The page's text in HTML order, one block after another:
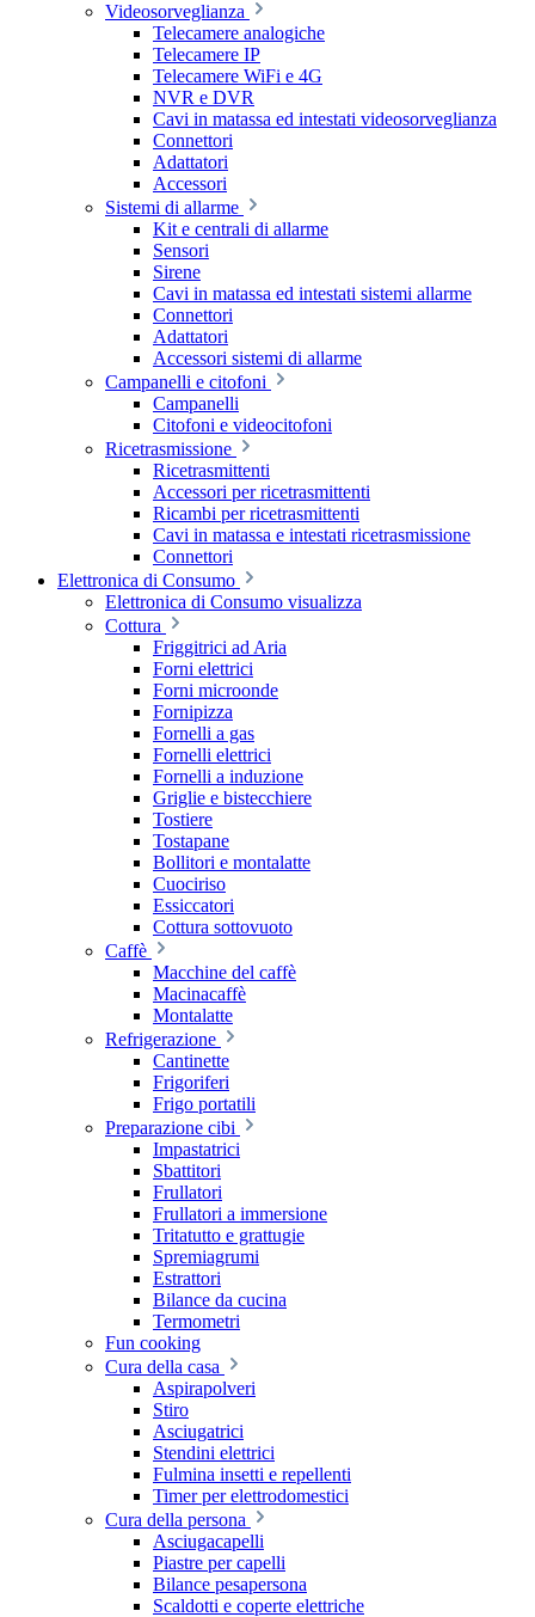
Videosorveglianza
Telecamere analogiche
Telecamere IP
Telecamere WiFi e 4G
NVR e DVR
Cavi in matassa ed intestati videosorveglianza
Connettori
Adattatori
Accessori
Sistemi di allarme
Kit e centrali di allarme
Sensori
Sirene
Cavi in matassa ed intestati sistemi allarme
Connettori
Adattatori
Accessori sistemi di allarme
Campanelli e citofoni
Campanelli
Citofoni e videocitofoni
Ricetrasmissione
Ricetrasmittenti
Accessori per ricetrasmittenti
Ricambi per ricetrasmittenti
Cavi in matassa e intestati ricetrasmissione
Connettori
Elettronica di Consumo
Elettronica di Consumo visualizza
Cottura
Friggitrici ad Aria
Forni elettrici
Forni microonde
Fornipizza
Fornelli a gas
Fornelli elettrici
Fornelli a induzione
Griglie e bistecchiere
Tostiere
Tostapane
Bollitori e montalatte
Cuociriso
Essiccatori
Cottura sottovuoto
Caffè
Macchine del caffè
Macinacaffè
Montalatte
Refrigerazione
Cantinette
Frigoriferi
Frigo portatili
Preparazione cibi
Impastatrici
Sbattitori
Frullatori
Frullatori a immersione
Tritatutto e grattugie
Spremiagrumi
Estrattori
Bilance da cucina
Termometri
Fun cooking
Cura della casa
Aspirapolveri
Stiro
Asciugatrici
Stendini elettrici
Fulmina insetti e repellenti
Timer per elettrodomestici
Cura della persona
Asciugacapelli
Piastre per capelli
Bilance pesapersona
Scaldotti e coperte elettriche